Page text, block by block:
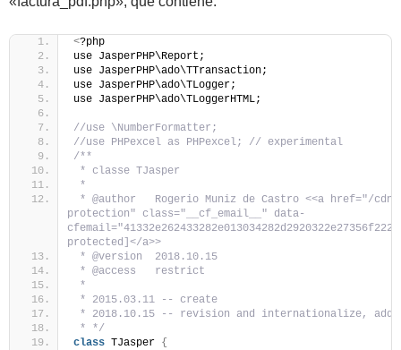
<?php
use JasperPHP\Report;
use JasperPHP\ado\TTransaction;
use JasperPHP\ado\TLogger;
use JasperPHP\ado\TLoggerHTML;
//use \NumberFormatter;
//use PHPexcel as PHPexcel; // experimental
/**
* classe TJasper
*
* @author   Rogerio Muniz de Castro <<a href="/
protection" class="__cf_email__" data-
protected]</a>>
* @version  2018.10.15
* @access   restrict
*
* 2015.03.11 -- create
* 2018.10.15 -- revision and internationalize, add
* */
class TJasper {